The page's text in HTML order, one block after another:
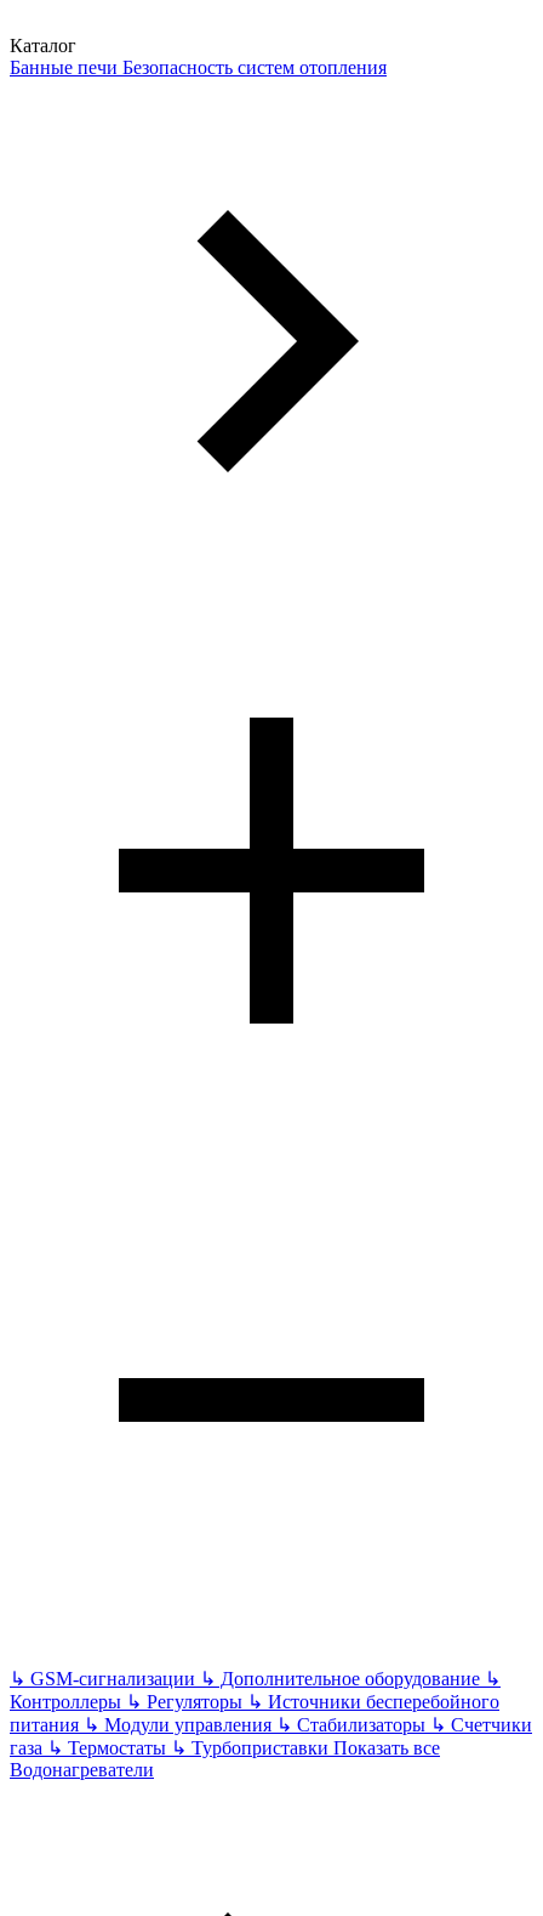
Каталог
Банные печи Безопасность систем отопления
↳ GSM-сигнализации ↳ Дополнительное оборудование ↳
Контроллеры ↳ Регуляторы ↳ Источники бесперебойного
питания ↳ Модули управления ↳ Стабилизаторы ↳ Счетчики
газа ↳ Термостаты ↳ Турбоприставки Показать все
Водонагреватели